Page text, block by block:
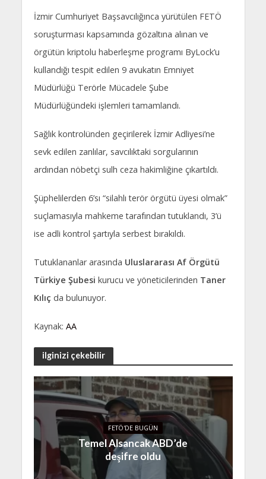
İzmir Cumhuriyet Başsavcılığınca yürütülen FETÖ
soruşturması kapsamında gözaltına alınan ve
örgütün kriptolu haberleşme programı ByLock’u
kullandığı tespit edilen 9 avukatın Emniyet
Müdürlüğü Terörle Mücadele Şube
Müdürlüğündeki işlemleri tamamlandı.
Sağlık kontrolünden geçirilerek İzmir Adliyesi’ne
sevk edilen zanlılar, savcılıktaki sorgularının
ardından nöbetçi sulh ceza hakimliğine çıkartıldı.
Şüphelilerden 6’sı “silahlı terör örgütü üyesi olmak”
suçlamasıyla mahkeme tarafından tutuklandı, 3’ü
ise adli kontrol şartıyla serbest bırakıldı.
Tutuklananlar arasında Uluslararası Af Örgütü
Türkiye Şubesi kurucu ve yöneticilerinden Taner
Kılıç da bulunuyor.
Kaynak: AA
ilginizi çekebilir
FETÖ'DE BUGÜN
Temel Alsancak ABD’de
deşifre oldu